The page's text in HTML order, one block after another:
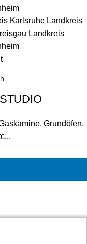
Karlsruhe Landkreis
Landkreis
Grundöfen,